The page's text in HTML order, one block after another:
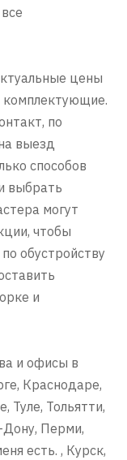
цены
комплектующие.
по
выезд
способов
выбрать
могут
чтобы
обустройству
и
и офисы в
Краснодаре,
Туле, Тольятти,
Дону, Перми,
есть. , Курск,